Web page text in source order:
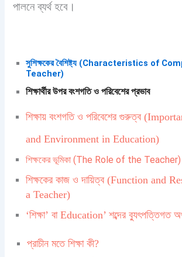
পালনে ব্যর্থ হবে।
সুশিক্ষকের বৈশিষ্ট্য (Characteristics of
Teacher)
শিক্ষার্থীর উপর বংশগতি ও পরিবেশের প্রভাব
শিক্ষায় বংশগতি ও পরিবেশের গুরুত্ব
and Environment in Education)
শিক্ষকের ভূমিকা (The Role of the Teacher)
শিক্ষকের কাজ ও দায়িত্ব (Function and
a Teacher)
‘শিক্ষা’ বা Education’ শব্দের ব্যুৎপত্তিগত
প্রাচীন মতে শিক্ষা কী?